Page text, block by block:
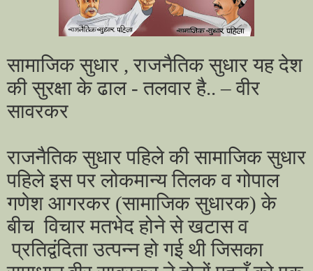
सामाजिक सुधार , राजनैतिक सुधार यह देश
की सुरक्षा के ढाल - तलवार है.. – वीर
सावरकर
राजनैतिक सुधार पहिले की सामाजिक सुधार
पहिले इस पर लोकमान्य तिलक व गोपाल
गणेश आगरकर (सामाजिक सुधारक) के
बीच विचार मतभेद होने से खटास व
प्रतिद्वंदिता उत्पन्न हो गई थी जिसका